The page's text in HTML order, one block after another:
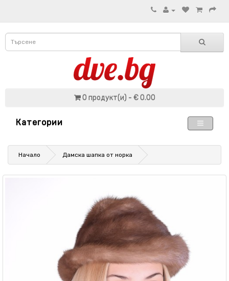
0 продукт(и) - € 0.00
Категории
Начало Дамска шапка от норка